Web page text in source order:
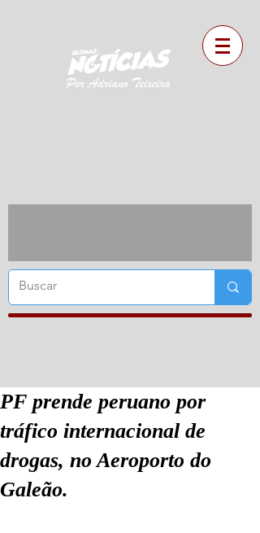
PF prende peruano por
tráfico internacional de
drogas, no Aeroporto do
Galeão.